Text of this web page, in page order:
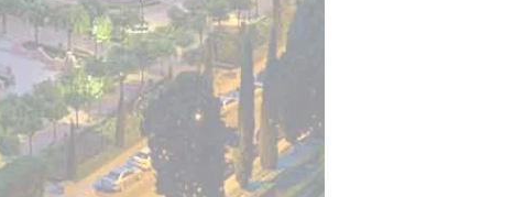
con nosotros, queremos fidelizarlo
le pueda surgir en el ámbito no solo
simplemente humano, ofreciendo la
a veces, los juzgados no son la mejor
eficaz, sincero y